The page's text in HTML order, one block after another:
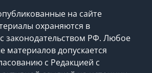
на сайте
охраняются в
законодательством РФ. Любое
материалов допускается
с Редакцией с